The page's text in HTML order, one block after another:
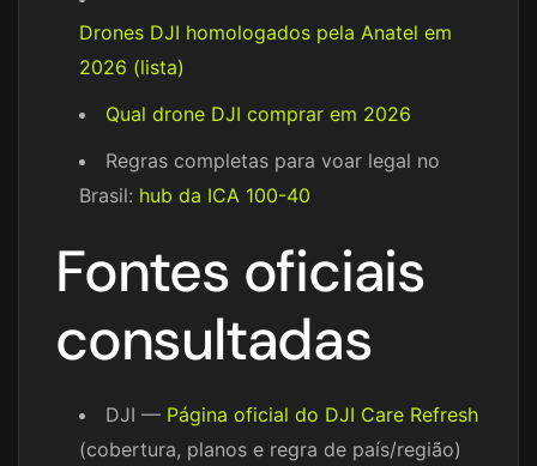
Drones DJI homologados pela Anatel em
2026 (lista)
Qual drone DJI comprar em 2026
Regras completas para voar legal no
Brasil: hub da ICA 100-40
Fontes oficiais
consultadas
DJI — Página oficial do DJI Care Refresh
(cobertura, planos e regra de país/região)